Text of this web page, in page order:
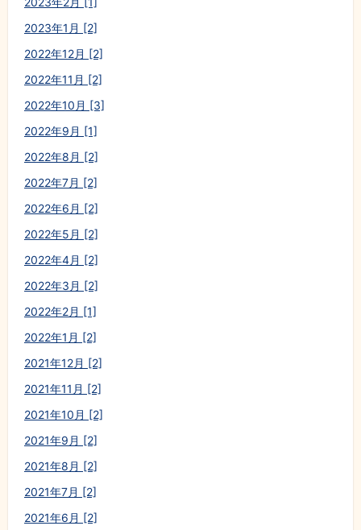
2023年1月 [2]
2022年12月 [2]
2022年11月 [2]
2022年10月 [3]
2022年9月 [1]
2022年8月 [2]
2022年7月 [2]
2022年6月 [2]
2022年5月 [2]
2022年4月 [2]
2022年3月 [2]
2022年2月 [1]
2022年1月 [2]
2021年12月 [2]
2021年11月 [2]
2021年10月 [2]
2021年9月 [2]
2021年8月 [2]
2021年7月 [2]
2021年6月 [2]